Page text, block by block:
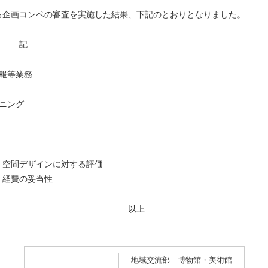
画コンペの審査を実施した結果、下記のとおりとなりました。
等業務
ング
間デザインに対する評価
費の妥当性
地域交流部 博物館・美術館